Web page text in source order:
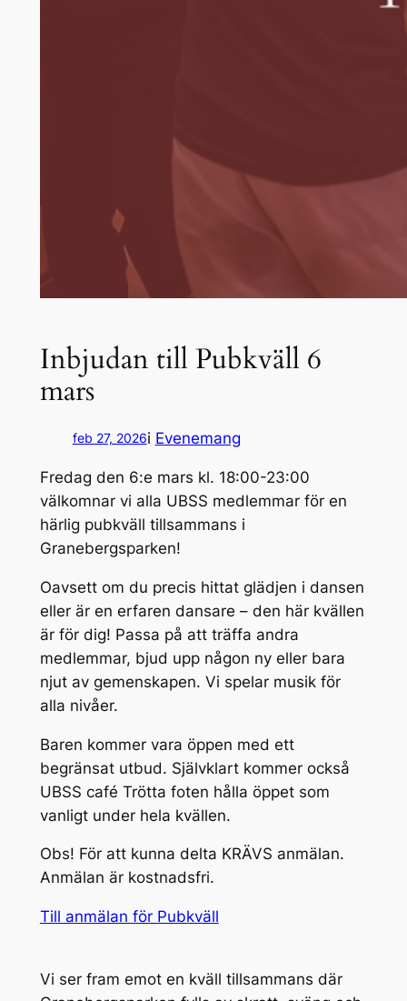
Inbjudan till Pubkväll 6
mars
feb 27, 2026i Evenemang
Fredag den 6:e mars kl. 18:00-23:00
välkomnar vi alla UBSS medlemmar för en
härlig pubkväll tillsammans i
Granebergsparken!
Oavsett om du precis hittat glädjen i dansen
eller är en erfaren dansare – den här kvällen
är för dig! Passa på att träffa andra
medlemmar, bjud upp någon ny eller bara
njut av gemenskapen. Vi spelar musik för
alla nivåer.
Baren kommer vara öppen med ett
begränsat utbud. Självklart kommer också
UBSS café Trötta foten hålla öppet som
vanligt under hela kvällen.
Obs! För att kunna delta KRÄVS anmälan.
Anmälan är kostnadsfri.
Till anmälan för Pubkväll
Vi ser fram emot en kväll tillsammans där